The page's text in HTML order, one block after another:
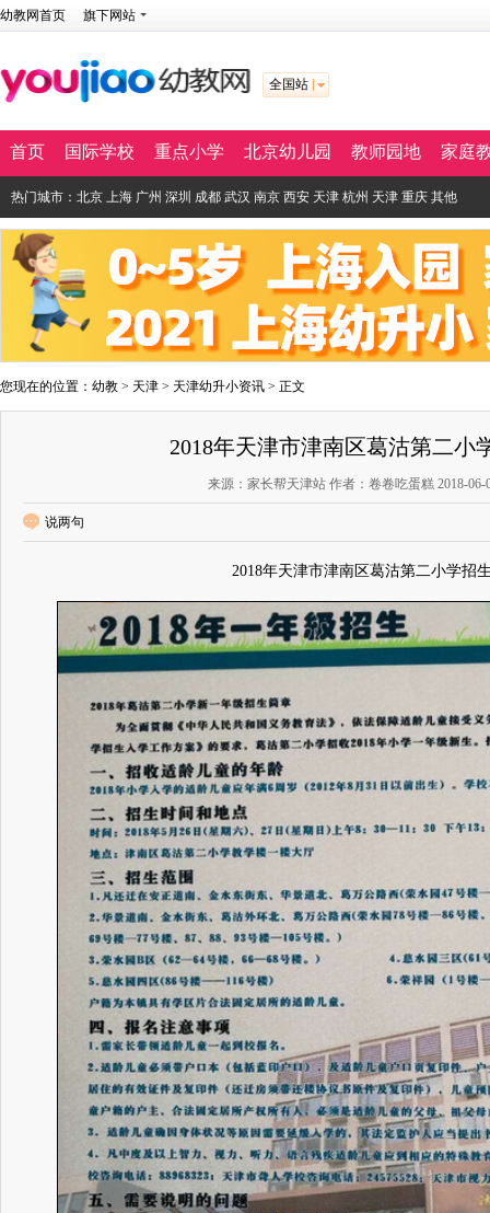
幼教网首页 旗下网站
全国站
首页 国际学校 重点小学 北京幼儿园 教师园地 家庭
热门城市： 北京 上海 广州 深圳 成都 武汉 南京 西安 天津 杭州 天津 重庆 其他
您现在的位置： 幼教 > 天津 > 天津幼升小资讯 > 正文
2018年天津市津南区葛沽第二小
来源：家长帮天津站 作者：卷卷吃蛋糕 2018-06-
说两句
2018年天津市津南区葛沽第二小学招